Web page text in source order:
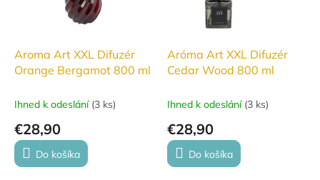
Aroma Art XXL Difuzér
Orange Bergamot 800 ml
Ihned k odeslání (3 ks)
€28,90
Do košíka
Aróma Art XXL Difuzér
Cedar Wood 800 ml
Ihned k odeslání (3 ks)
€28,90
Do košíka